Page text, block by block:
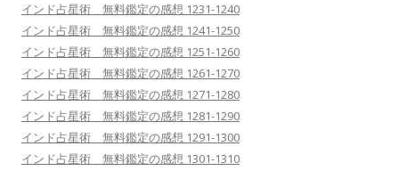
インド占星術 無料鑑定の感想 1231-1240
インド占星術 無料鑑定の感想 1241-1250
インド占星術 無料鑑定の感想 1251-1260
インド占星術 無料鑑定の感想 1261-1270
インド占星術 無料鑑定の感想 1271-1280
インド占星術 無料鑑定の感想 1281-1290
インド占星術 無料鑑定の感想 1291-1300
インド占星術 無料鑑定の感想 1301-1310